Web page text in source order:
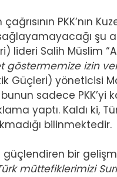
çağrısının PKK’nın
şu
lideri Salih Müslim
izin
Güçleri) yöneticisi
sadece
yaptı. Kaldı ki,
bilinmektedir.
bir
müttefiklerimizi